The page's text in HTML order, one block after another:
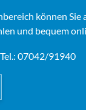
können Sie
und bequem
07042/91940